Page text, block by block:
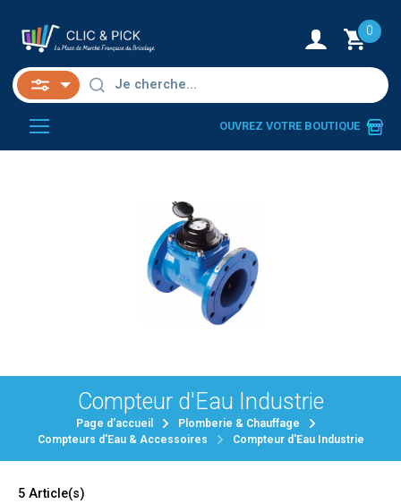
0
OUVREZ VOTRE BOUTIQUE
Compteur d'Eau Industrie
Page d'accueil
Plomberie & Chauffage
Compteurs d'Eau & Accessoires
Compteur d'Eau Industrie
5 Article(s)